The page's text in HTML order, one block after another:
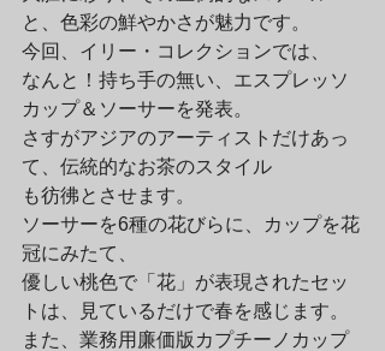
と、色彩の鮮やかさが魅力です。
今回、イリー・コレクションでは、
なんと！持ち手の無い、エスプレッソ
カップ＆ソーサーを発表。
さすがアジアのアーティストだけあっ
て、伝統的なお茶のスタイル
も彷彿とさせます。
ソーサーを6種の花びらに、カップを花
冠にみたて、
優しい桃色で「花」が表現されたセッ
トは、見ているだけで春を感じます。
また、業務用廉価版カプチーノカップ